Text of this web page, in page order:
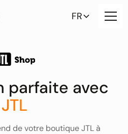
FR
parfaite avec
JTL
de votre boutique JTL à